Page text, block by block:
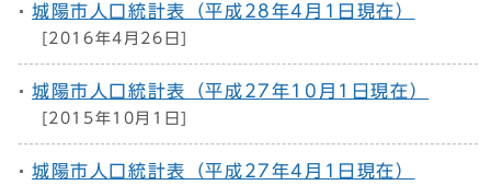
城陽市人口統計表（平成28年4月1日現在）
[2016年4月26日]
城陽市人口統計表（平成27年10月1日現在）
[2015年10月1日]
城陽市人口統計表（平成27年4月1日現在）